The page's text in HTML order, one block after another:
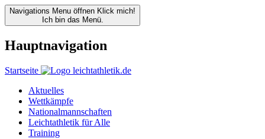
Navigations Menu öffnen Klick mich!
Ich bin das Menü.
Hauptnavigation
Startseite
Aktuelles
Wettkämpfe
Nationalmannschaften
Leichtathletik für Alle
Training